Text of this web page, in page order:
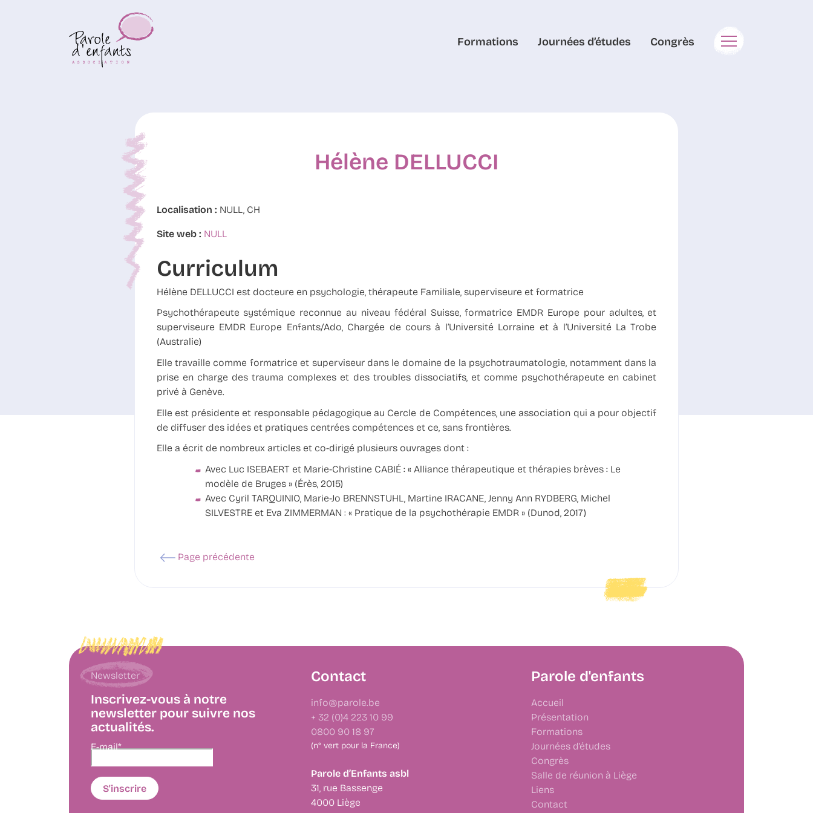
Formations Journées d’études Congrès
Hélène DELLUCCI
Localisation : NULL, CH
Site web : NULL
Curriculum
Hélène DELLUCCI est docteure en psychologie, thérapeute Familiale, superviseure et formatrice
Psychothérapeute systémique reconnue au niveau fédéral Suisse, formatrice EMDR Europe pour adultes, et
superviseure EMDR Europe Enfants/Ado, Chargée de cours à l’Université Lorraine et à l’Université La Trobe
(Australie)
Elle travaille comme formatrice et superviseur dans le domaine de la psychotraumatologie, notamment dans la
prise en charge des trauma complexes et des troubles dissociatifs, et comme psychothérapeute en cabinet
privé à Genève.
Elle est présidente et responsable pédagogique au Cercle de Compétences, une association qui a pour objectif
de diffuser des idées et pratiques centrées compétences et ce, sans frontières.
Elle a écrit de nombreux articles et co-dirigé plusieurs ouvrages dont :
Avec Luc ISEBAERT et Marie-Christine CABIÉ : « Alliance thérapeutique et thérapies brèves : Le
modèle de Bruges » (Érès, 2015)
Avec Cyril TARQUINIO, Marie-Jo BRENNSTUHL, Martine IRACANE, Jenny Ann RYDBERG, Michel
SILVESTRE et Eva ZIMMERMAN : « Pratique de la psychothérapie EMDR » (Dunod, 2017)
Page précédente
Newsletter
Inscrivez-vous à notre
newsletter pour suivre nos
actualités.
E-mail*
Contact
info@parole.be
+ 32 (0)4 223 10 99
0800 90 18 97
(n° vert pour la France)
Parole d’Enfants asbl
31, rue Bassenge
4000 Liège
Parole d'enfants
Accueil
Présentation
Formations
Journées d’études
Congrès
Salle de réunion à Liège
Liens
Contact